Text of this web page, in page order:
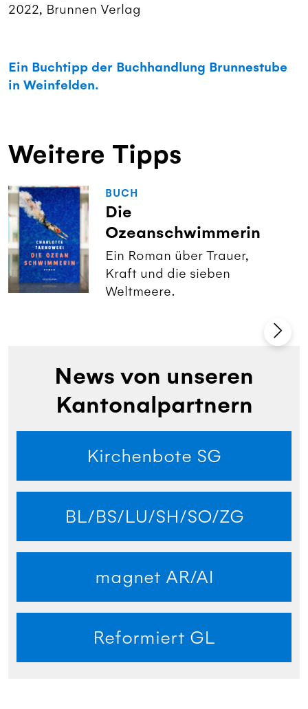
2022, Brunnen Verlag
Ein Buchtipp der Buchhandlung Brunnestube
in Weinfelden.
Weitere Tipps
BUCH
Die
Ozeanschwimmerin
Ein Roman über Trauer,
Kraft und die sieben
Weltmeere.
News von unseren
Kantonalpartnern
Kirchenbote SG
BL/BS/LU/SH/SO/ZG
magnet AR/AI
Reformiert GL